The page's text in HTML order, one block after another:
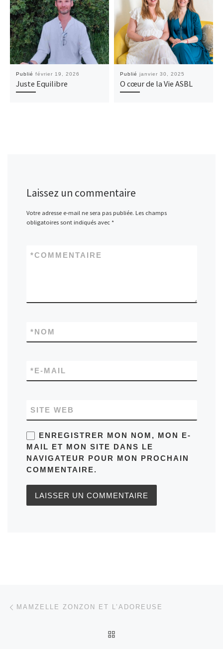
Publié février 19, 2026
Juste Equilibre
Publié janvier 30, 2025
O cœur de la Vie ASBL
Laissez un commentaire
Votre adresse e-mail ne sera pas publiée. Les champs
obligatoires sont indiqués avec *
COMMENTAIRE
*
NOM
*
E-MAIL
*
SITE WEB
ENREGISTRER MON NOM, MON E-
MAIL ET MON SITE DANS LE
NAVIGATEUR POUR MON PROCHAIN
COMMENTAIRE.
Parcourir les articles
MAMZELLE ZONZON ET L’ADOREUSE